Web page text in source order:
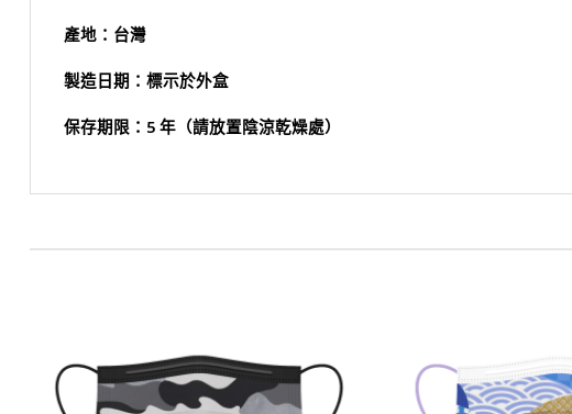
產地：台灣
製造日期：標示於外盒
保存期限：5 年（請放置陰涼乾燥處）